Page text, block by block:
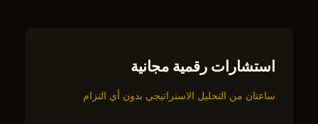
استشارات رقمية مجانية
ساعتان من التحليل الاستراتيجي بدون أي التزام